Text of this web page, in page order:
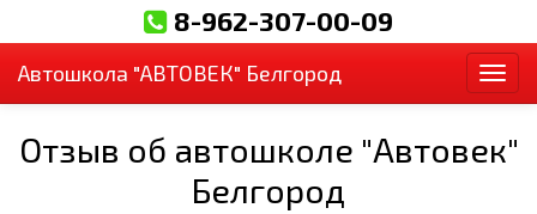
8-962-307-00-09
Автошкола "АВТОВЕК" Белгород
Отзыв об автошколе "Автовек"
Белгород